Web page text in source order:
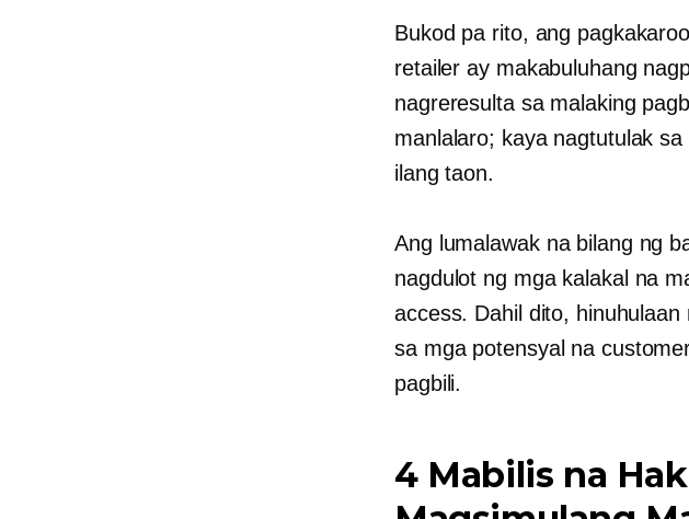
Bukod pa rito, ang
retailer ay makabuluhang
nagreresulta sa malaking
manlalaro; kaya nagtutulak
ilang taon.
Ang lumalawak na bilang ng
nagdulot ng mga kalakal na
access. Dahil dito,
sa mga potensyal na
pagbili.
4 Mabilis na